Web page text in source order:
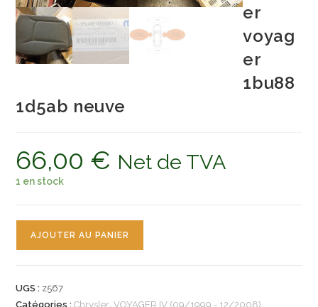
er
voyag
er
1bu88
1d5ab neuve
66,00 € Net de TVA
1 en stock
dossier
AJOUTER AU PANIER
UGS : z567
Catégories :Chrysler,VOYAGER IV (09/1999 - 12/2008)